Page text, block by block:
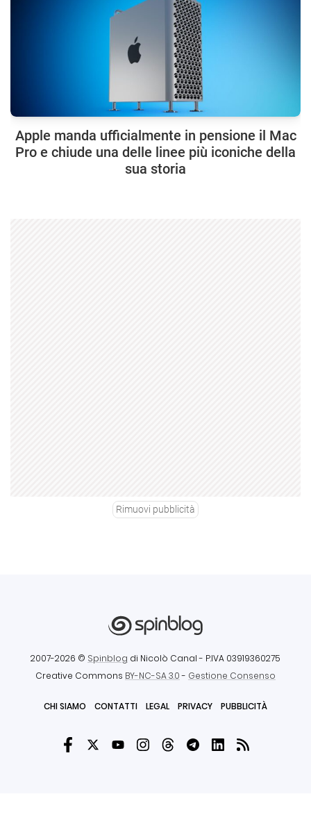
Apple manda ufficialmente in pensione il Mac
Pro e chiude una delle linee più iconiche della
sua storia
Rimuovi pubblicità
2007-2026 © Spinblog di Nicolò Canal - P.IVA 03919360275
Creative Commons BY-NC-SA 3.0- Gestione Consenso
CHI SIAMO CONTATTI LEGAL PRIVACY PUBBLICITÀ